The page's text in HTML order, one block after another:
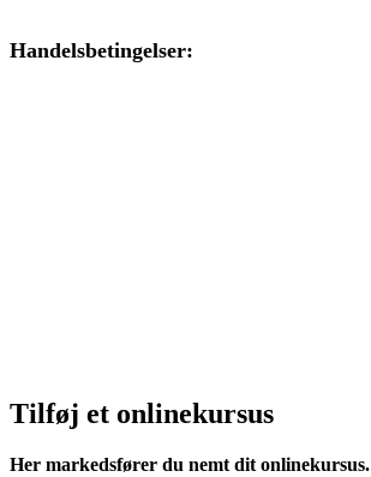
Handelsbetingelser:
Tilføj et onlinekursus
Her markedsfører du nemt dit onlinekursus.